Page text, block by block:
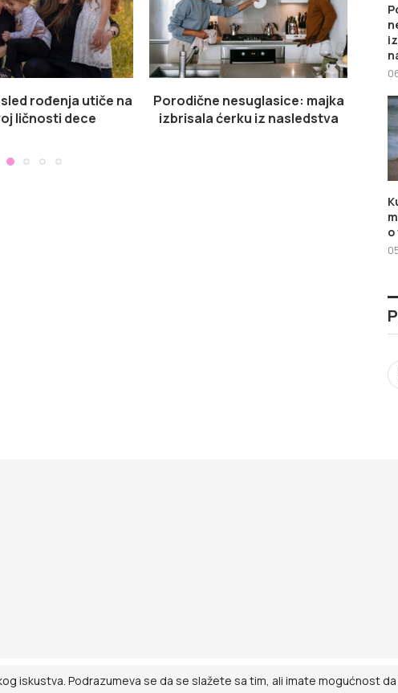
rođenja utiče na
ličnosti dece
Porodične nesuglasice: majka
izbrisala ćerku iz nasledstva
iskustva. Podrazumeva se da se slažete sa tim, ali imate mogućnost